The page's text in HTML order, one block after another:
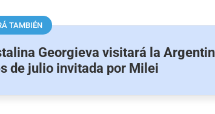
TAMBIÉN
Georgieva visitará la
de julio invitada por Milei